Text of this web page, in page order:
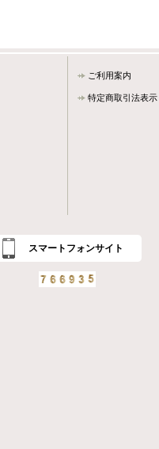
ご利用案内
特定商取引法表示
スマートフォンサイト